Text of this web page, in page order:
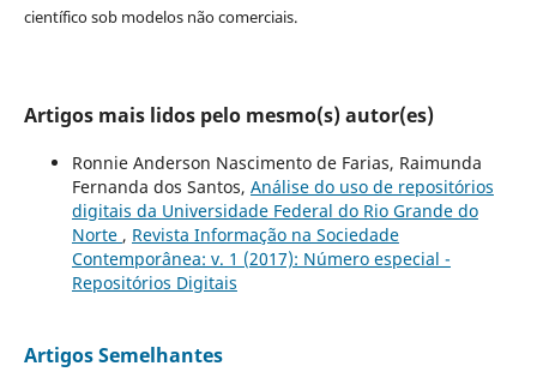
científico sob modelos não comerciais.
Artigos mais lidos pelo mesmo(s) autor(es)
Ronnie Anderson Nascimento de Farias, Raimunda
Fernanda dos Santos, Análise do uso de repositórios
digitais da Universidade Federal do Rio Grande do
Norte , Revista Informação na Sociedade
Contemporânea: v. 1 (2017): Número especial -
Repositórios Digitais
Artigos Semelhantes